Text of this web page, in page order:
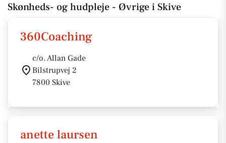
Skønheds- og hudpleje - Øvrige i Skive
360Coaching
c/o. Allan Gade
Bilstrupvej 2
7800 Skive
anette laursen